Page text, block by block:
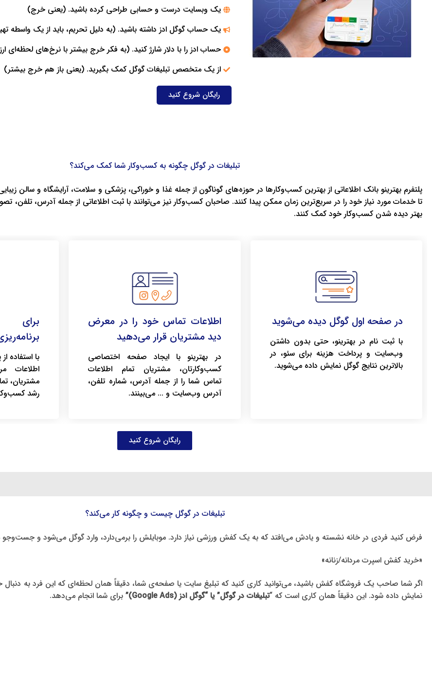
یک وبسایت درست و حسابی طراحی کرده باشید. (یعنی خرج)
یک حساب گوگل ادز داشته باشید. (به دلیل تحریم، باید از یک واسطه
حساب ادز را با دلار شارژ کنید. (به فکر خرج بیشتر با نرخ‌های لحظه‌ای
از یک متخصص تبلیغات گوگل کمک بگیرید. (یعنی باز هم خرج بیشتر)
رایگان شروع کنید
تبلیغات در گوگل چگونه به کسب‌وکار شما کمک می‌کند؟
پلتفرم بهترینو بانک اطلاعاتی از بهترین کسب‌وکار‌ها در حوزه‌های گوناگون از جمله غذا و خوراکی، پزشکی و سلامت، آرایشگاه و سالن
تا خدمات مورد نیاز خود را در سریع‌ترین زمان ممکن پیدا کنند. صاحبان کسب‌وکار نیز می‌توانند با ثبت اطلاعاتی از جمله آدرس، تلفن،
بهتر دیده شدن کسب‌وکار خود کمک‌ کنند.
در صفحه اول گوگل دیده می‌شوید
با ثبت نام در بهترینو، حتی بدون داشتن
وب‌سایت و پرداخت هزینه برای سئو، در
بالاترین نتایج گوگل نمایش داده می‌شوید.
اطلاعات تماس خود را در معرض
دید مشتریان قرار می‌دهید
در بهترینو با ایجاد صفحه اختصاصی
کسب‌وکارتان، مشتریان تمام اطلاعات
تماس شما را از جمله آدرس، شماره تلفن،
آدرس وب‌سایت و ... می‌بینند.
برای
با استفاده
اطلاعات
مشتریان،
رشد
رایگان شروع کنید
تبلیغات در گوگل چیست و چگونه کار می‌کند؟
فرض کنید فردی در خانه نشسته و یادش می‌افتد که به یک کفش ورزشی نیاز دارد. موبایلش را برمی‌دارد، وارد گوگل می‌شود و
«خرید کفش اسپرت مردانه/زنانه»
اگر شما صاحب یک فروشگاه کفش باشید، می‌توانید کاری کنید که تبلیغ سایت یا صفحه‌ی شما، دقیقاً همان لحظه‌ای که این فرد به
نمایش داده شود. این دقیقاً همان کاری است که “تبلیغات در گوگل” یا “گوگل ادز (Google Ads)” برای شما انجام می‌دهد.